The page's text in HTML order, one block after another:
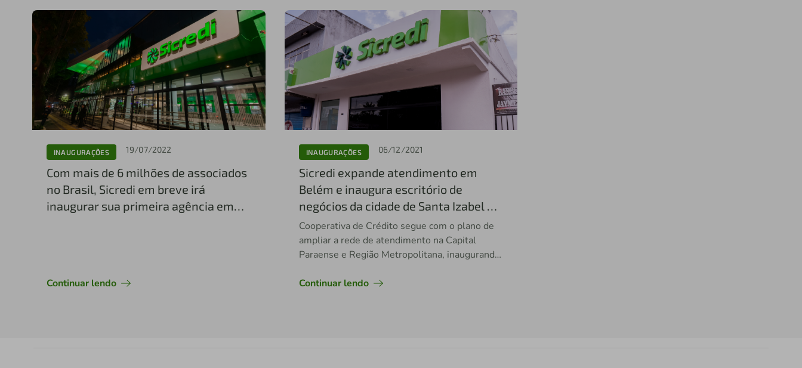
INAUGURAÇÕES 19/07/2022
Com mais de 6 milhões de associados
no Brasil, Sicredi em breve irá
inaugurar sua primeira agência em
Continuar lendo
INAUGURAÇÕES 06/12/2021
Sicredi expande atendimento em
Belém e inaugura escritório de
negócios da cidade de Santa Izabel do
Pará.
Cooperativa de Crédito segue com o plano de
ampliar a rede de atendimento na Capital
Paraense e Região Metropolitana, inaugurando
2021.
Continuar lendo